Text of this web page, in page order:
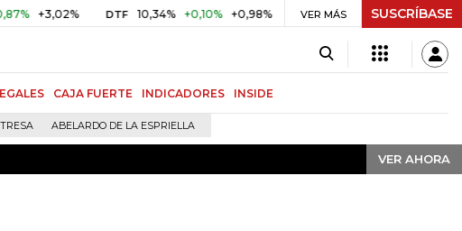
DTF 10,34% +0,10% +0,98% UVR $ 416,91 +$ 0,05 +0,01%
VER MÁS SUSCRÍBASE
CAJA FUERTE INDICADORES INSIDE
ABELARDO DE LA ESPRIELLA
VER AHORA
VER AHORA